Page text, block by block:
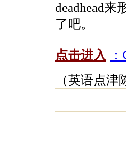
deadhead
了吧。
点击进入
（英语点津